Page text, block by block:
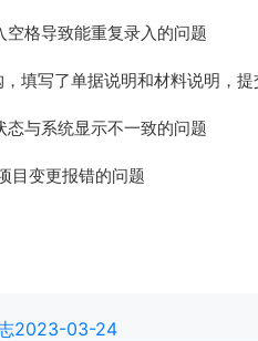
空格导致能重复录入的问题
填写了单据说明和材料说明，
态与系统显示不一致的问题
目变更报错的问题
2023-03-24